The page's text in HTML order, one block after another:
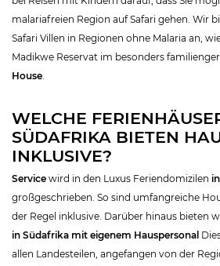
malariafreien Region auf Safari gehen. Wir
Safari Villen in Regionen ohne Malaria an,
Madikwe Reservat im besonders
House.
WELCHE
SÜDAFRIKA BIETEN
INKLUSIVE?
Service wird in den Luxus Feriendomizilen
großgeschrieben. So sind umfangreiche
der Regel inklusive. Darüber hinaus bieten
in Südafrika mit eigenem Hauspersonal
allen Landesteilen, angefangen von der